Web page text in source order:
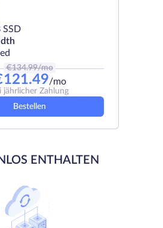
SSD
€134.99/mo
121.49/mo
jährlicher Zahlung
Bestellen
ENTHALTEN